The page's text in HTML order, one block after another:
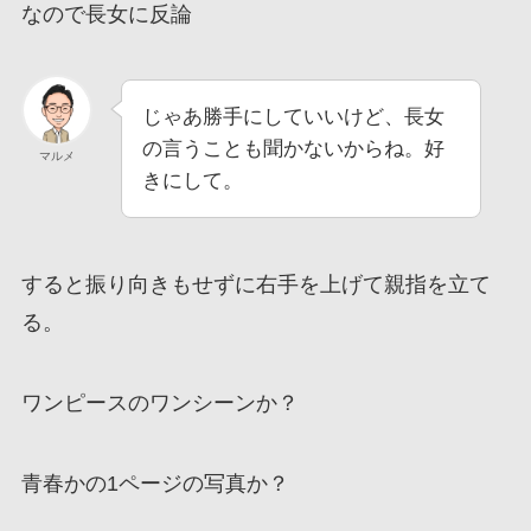
なので長女に反論
マルメ
じゃあ勝手にしていいけど、長女
の言うことも聞かないからね。好
きにして。
すると振り向きもせずに右手を上げて親指を立て
る。
ワンピースのワンシーンか？
青春かの1ページの写真か？